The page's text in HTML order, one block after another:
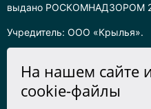
выдано РОСКОМНАДЗОРОМ
Учредитель: ООО «Крылья».
Информация на сайте
На нашем сайте
cookie-файлы